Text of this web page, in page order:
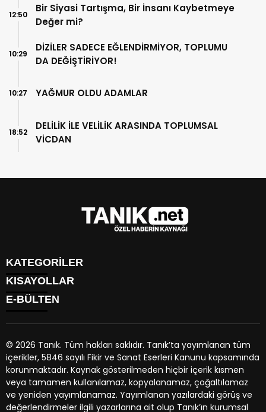
Bir Siyasi Tartışma, Bir İnsanı Kaybetmeye
Değer mi?
12:50
DİZİLER SADECE EĞLENDİRMİYOR, TOPLUMU
DA DEĞİŞTİRİYOR!
10:29
YAĞMUR OLDU ADAMLAR
10:27
DELİLİK İLE VELİLİK ARASINDA TOPLUMSAL
VİCDAN
18:52
KATEGORİLER
GÜNDEM
EKONOMİ
SİYASET
YAŞAM
BİYOGRAFİLER
EGE BÖLGESİ
KISAYOLLAR
HAVA DURUMU
TRAFİK DURUMU
PUAN DURUMU
PİYASALAR
HİSSELER
PARİTELER
E-BÜLTEN
tanik.nete-bültenine abone olarak, tarafınıza haber, duyuru
ve kampanya içerikli e-postaların gönderilmesini kabul etmiş
olursunuz.
© 2026 Tanık. Tüm hakları saklıdır. Tanık’ta yayımlanan tüm
içerikler, 5846 sayılı Fikir ve Sanat Eserleri Kanunu kapsamında
korunmaktadır. Kaynak gösterilmeden hiçbir içerik kısmen
veya tamamen kullanılamaz, kopyalanamaz, çoğaltılamaz
ve yeniden yayımlanamaz. Yayımlanan yazılardaki görüş ve
değerlendirmeler ilgili yazarlarına ait olup Tanık’ın kurumsal